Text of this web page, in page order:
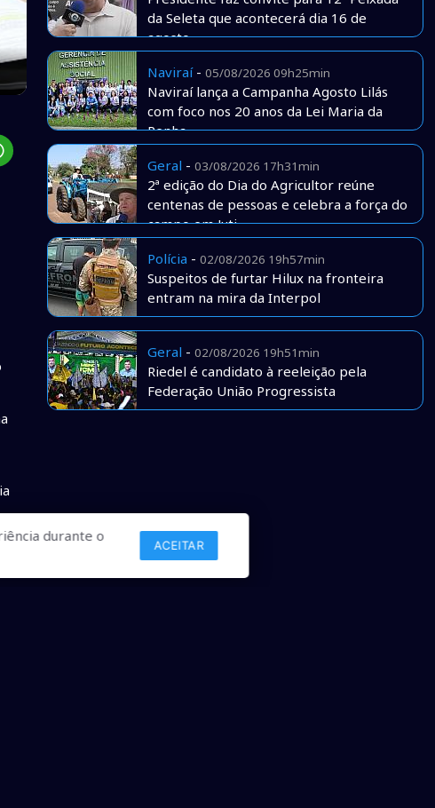
da Seleta que acontecerá dia 16 de
agosto
Naviraí- 05/08/2026 09h25min
Naviraí lança a Campanha Agosto Lilás
com foco nos 20 anos da Lei Maria da
Penha
Geral - 03/08/2026 17h31min
2ª edição do Dia do Agricultor reúne
centenas de pessoas e celebra a força do
campo em Juti
Polícia - 02/08/2026 19h57min
Suspeitos de furtar Hilux na fronteira
entram na mira da Interpol
Geral - 02/08/2026 19h51min
Riedel é candidato à reeleição pela
Federação União Progressista
durante o
ACEITAR